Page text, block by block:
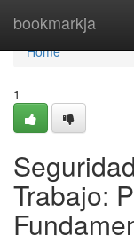
bookmarkja
Home
Home
1
Trabajo: